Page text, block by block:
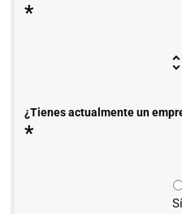
*
¿Tienes actualmente un
*
Sí